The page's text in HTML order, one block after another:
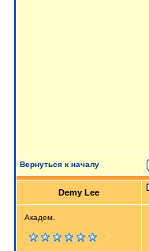
Вернуться к началу
Demy Lee
Академ.